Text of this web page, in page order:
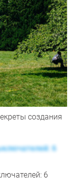
создания
6